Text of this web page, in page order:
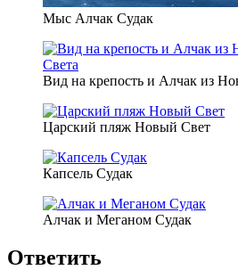
Мыс Алчак Судак
Вид на крепость и Алчак из
Царский пляж Новый Свет
Капсель Судак
Алчак и Меганом Судак
Ответить